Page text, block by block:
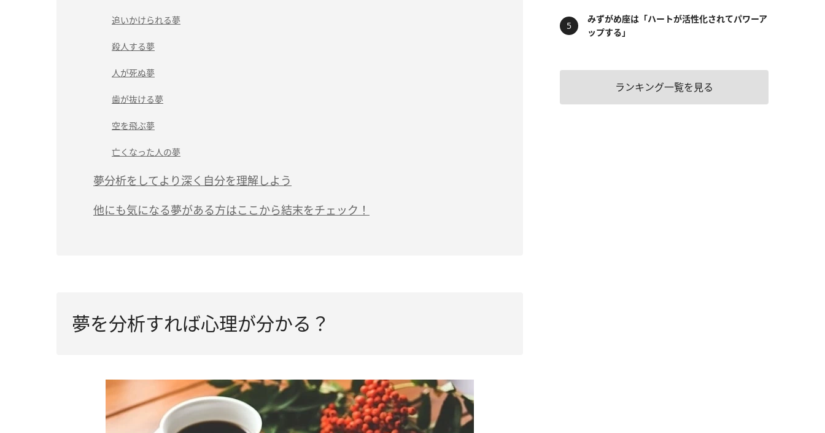
追いかけられる夢
殺人する夢
人が死ぬ夢
歯が抜ける夢
空を飛ぶ夢
亡くなった人の夢
夢分析をしてより深く自分を理解しよう
他にも気になる夢がある方はここから結末をチェック！
夢を分析すれば心理が分かる？
みずがめ座は「ハートが活性化されてパワーア
ップする」
ランキング一覧を見る